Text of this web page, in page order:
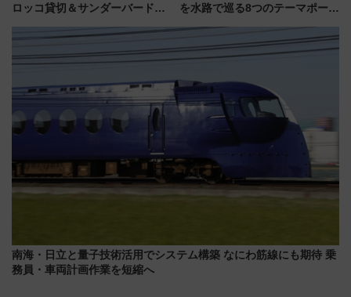
ロッコ貸切＆サンダーバードレ
斉藤雪乃＆福原トシヒロと行
く！9月13日「京都の鉄道満喫
ツアー」開催
を水路で巡る8つのテーマポート
南海・日立と量子技術活用でシステム構築 なにわ筋線にも期待 乗
務員・車両計画作業を短縮へ